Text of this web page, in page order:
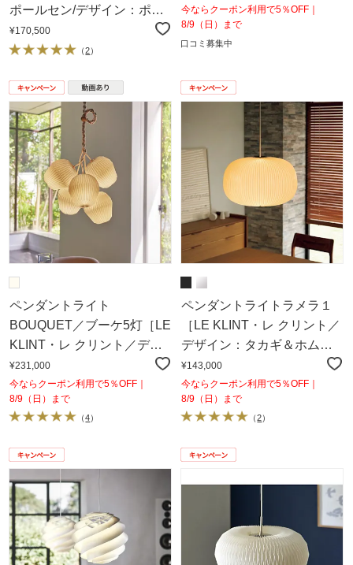
ポールセン/デザイン：ポー
ル・ヘニングセン］
¥170,500
（2）
今ならクーポン利用で5％OFF｜
8/9（日）まで
口コミ募集中
ペンダントライト
BOUQUET／ブーケ5灯［LE
KLINT・レ クリント／デザ
イン：センヤ・スヴァー・
ダムケア］
¥231,000
今ならクーポン利用で5％OFF｜
8/9（日）まで
（4）
ペンダントライトラメラ１
［LE KLINT・レ クリント／
デザイン：タカギ＆ホムス
ベット］
¥143,000
今ならクーポン利用で5％OFF｜
8/9（日）まで
（2）